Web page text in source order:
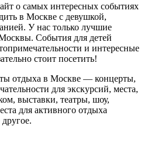
о самых интересных событиях
в Москве с девушкой,
У нас только лучшие
События для детей
и интересные
стоит посетить!
отдыха в Москве — концерты,
для экскурсий, места,
выставки, театры, шоу,
для активного отдыха